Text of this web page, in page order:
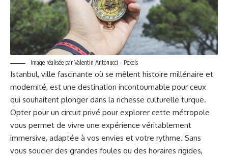
Image réalisée par Valentin Antonucci – Pexels
Istanbul, ville fascinante où se mêlent histoire millénaire et
modernité, est une destination incontournable pour ceux
qui souhaitent plonger dans la richesse culturelle turque.
Opter pour un circuit privé pour explorer cette métropole
vous permet de vivre une expérience véritablement
immersive, adaptée à vos envies et votre rythme. Sans
vous soucier des grandes foules ou des horaires rigides,